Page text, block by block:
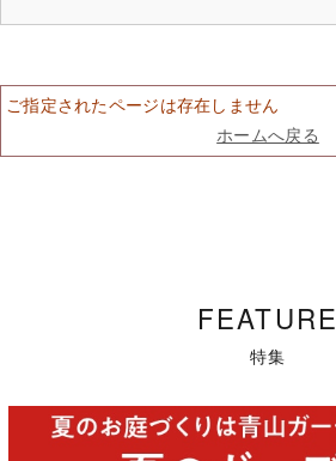
ご指定されたページは存在しません
ホームへ戻る
FEATURE
特集